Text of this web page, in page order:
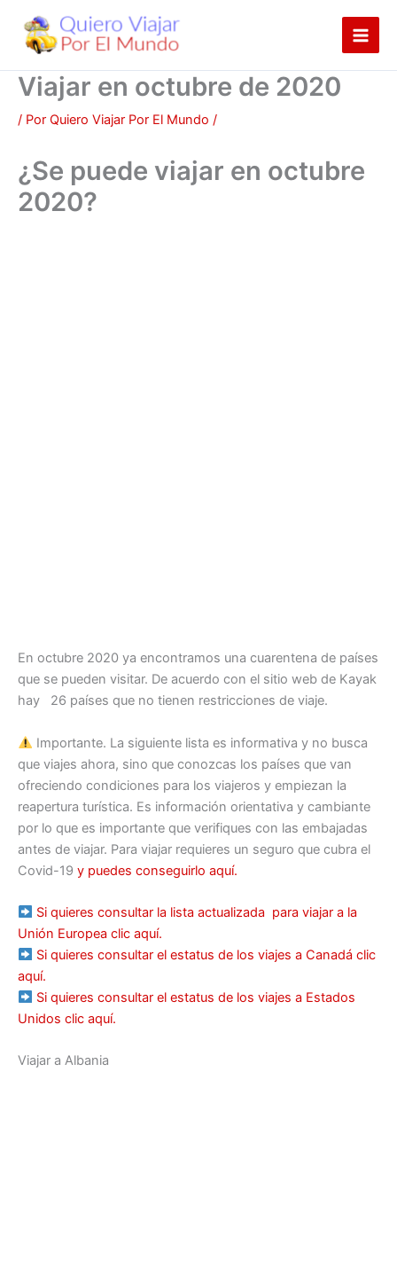
contenido
Viajar en octubre de 2020
/ Por Quiero Viajar Por El Mundo /
¿Se puede viajar en octubre
2020?
En octubre 2020 ya encontramos una cuarentena de países
que se pueden visitar. De acuerdo con el sitio web de Kayak
hay 26 países que no tienen restricciones de viaje.
Importante. La siguiente lista es informativa y no busca
que viajes ahora, sino que conozcas los países que van
ofreciendo condiciones para los viajeros y empiezan la
reapertura turística. Es información orientativa y cambiante
por lo que es importante que verifiques con las embajadas
antes de viajar. Para viajar requieres un seguro que cubra el
Covid-19 y puedes conseguirlo aquí.
Si quieres consultar la lista actualizada para viajar a la
Unión Europea clic aquí.
Si quieres consultar el estatus de los viajes a Canadá clic
aquí.
Si quieres consultar el estatus de los viajes a Estados
Unidos clic aquí.
Viajar a Albania